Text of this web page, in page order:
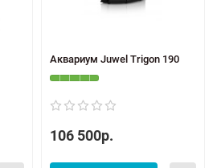
Аквариум Juwel Trigon 190
106 500р.